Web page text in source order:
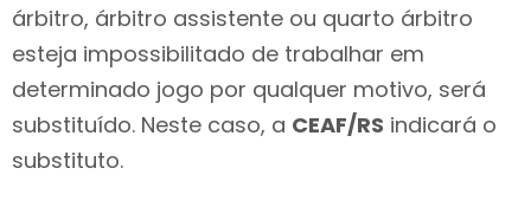
árbitro, árbitro assistente ou quarto árbitro
esteja impossibilitado de trabalhar em
determinado jogo por qualquer motivo, será
substituído. Neste caso, a CEAF/RS indicará o
substituto.